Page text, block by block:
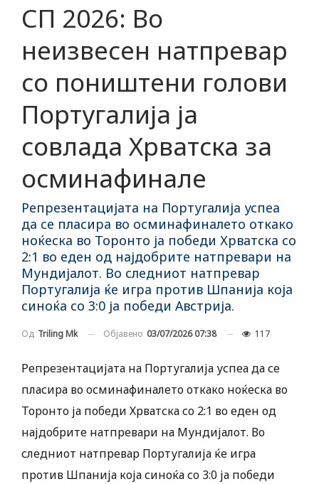
СП 2026: Во
неизвесен натпревар
со поништени голови
Португалија ја
совлада Хрватска за
осминафинале
Репрезентацијата на Португалија успеа
да се пласира во осминафиналето откако
ноќеска во Торонто ја победи Хрватска со
2:1 во еден од најдобрите натпревари на
Мундијалот. Во следниот натпревар
Португалија ќе игра против Шпанија која
синоќа со 3:0 ја победи Австрија.
Од Triling Mk Објавено 03/07/2026 07:38 117
Репрезентацијата на Португалија успеа да се
пласира во осминафиналето откако ноќеска во
Торонто ја победи Хрватска со 2:1 во еден од
најдобрите натпревари на Мундијалот. Во
следниот натпревар Португалија ќе игра
против Шпанија која синоќа со 3:0 ја победи